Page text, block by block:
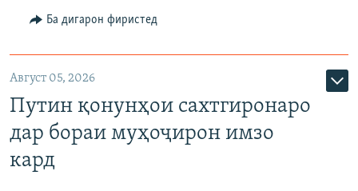
Ба дигарон фиристед
Август 05, 2026
Путин қонунҳои сахтгиронаро
дар бораи муҳоҷирон имзо
кард